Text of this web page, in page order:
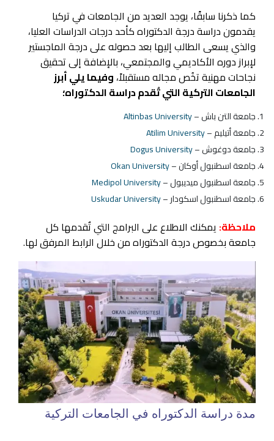
كما ذكرنا سابقًا، يوجد العديد من الجامعات في تركيا
يقدمون دراسة درجة الدكتوراه كأحد درجات الدراسات العليا،
والذي يسعى الطالب إليها بعد حصوله على درجة الماجستير
لإبراز دوره الأكاديمي والمجتمعي، بالإضافة إلى تحقيق
نجاحات مهنية تخُص مجاله مستقبلاً، وفيما يلي أبرز
الجامعات التركية التي تُقدم دراسة الدكتوراه؛
جامعة التن باش –Altinbas University
جامعة أتيليم –Atilim University
جامعة دوغوش –Dogus University
جامعة اسطنبول أوكان –Okan University
جامعة اسطنبول ميديبول –Medipol University
جامعة اسطنبول اسكودار –Uskudar University
ملاحظة: يمكنك الاطلاع على البرامج التي تٌقدمها كل
جامعة بخصوص درجة الدكتوراه من خلال الرابط المرفق لها.
مدة دراسة الدكتوراه في الجامعات التركية